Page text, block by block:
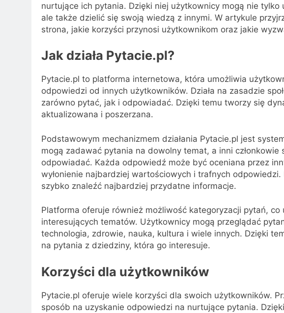
nurtujące ich pytania. Dzięki niej użytkownicy mogą nie
ale także dzielić się swoją wiedzą z innymi. W artykule
strona, jakie korzyści przynosi użytkownikom oraz jakie
Jak działa Pytacie.pl?
Pytacie.pl to platforma internetowa, która umożliwia
odpowiedzi od innych użytkowników. Działa na zasadzie
zarówno pytać, jak i odpowiadać. Dzięki temu tworzy się
aktualizowana i poszerzana.
Podstawowym mechanizmem działania Pytacie.pl jest
mogą zadawać pytania na dowolny temat, a inni członkowie
odpowiadać. Każda odpowiedź może być oceniana przez
wyłonienie najbardziej wartościowych i trafnych
szybko znaleźć najbardziej przydatne informacje.
Platforma oferuje również możliwość kategoryzacji pytań, co
interesujących tematów. Użytkownicy mogą przeglądać
technologia, zdrowie, nauka, kultura i wiele innych. Dzięki
na pytania z dziedziny, która go interesuje.
Korzyści dla użytkowników
Pytacie.pl oferuje wiele korzyści dla swoich użytkowników.
sposób na uzyskanie odpowiedzi na nurtujące pytania.